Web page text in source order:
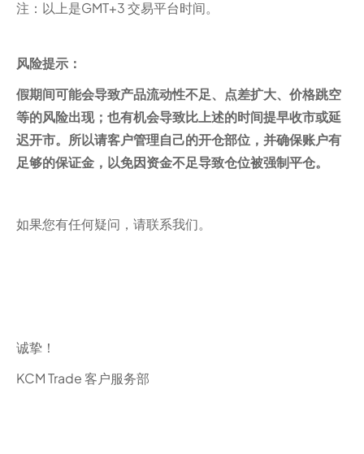
注：以上是GMT+3 交易平台时间。
风险提示：
假期间可能会导致产品流动性不足、点差扩大、价格跳空
等的风险出现；也有机会导致比上述的时间提早收市或延
迟开市。所以请客户管理自己的开仓部位，并确保账户有
足够的保证金，以免因资金不足导致仓位被强制平仓。
如果您有任何疑问，请联系我们。
诚挚！
KCM Trade 客户服务部